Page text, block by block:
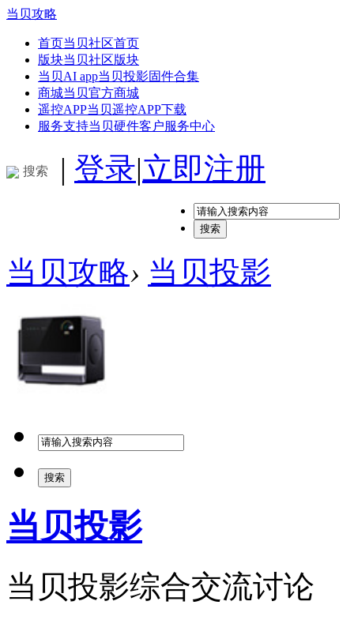
当贝攻略
首页当贝社区首页
版块当贝社区版块
当贝AI app当贝投影固件合集
商城当贝官方商城
遥控APP当贝遥控APP下载
服务支持当贝硬件客户服务中心
搜索 | 登录|立即注册
搜索
当贝攻略› 当贝投影
搜索
当贝投影
当贝投影综合交流讨论